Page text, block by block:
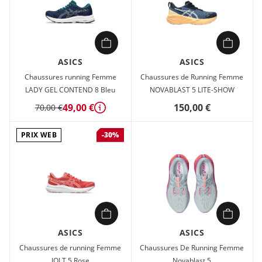
ASICS
Chaussures running Femme
LADY GEL CONTEND 8 Bleu
70,00 €49,00 € Détails
ASICS
Chaussures de Running Femme
NOVABLAST 5 LITE-SHOW
150,00 €
PRIX WEB -30%
ASICS
Chaussures de running Femme
ASICS
Chaussures De Running Femme